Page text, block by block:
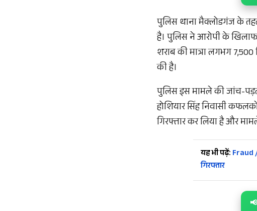
पुलिस थाना मैक्लोडगंज के
है। पुलिस ने आरोपी के खिलाफ
शराब की मात्रा लगभग
की है।
पुलिस इस मामले की जांच-
होशियार सिंह निवासी
गिरफ्तार कर लिया है और
यह भी पढ़ें: Fraud
गिरफ्तार